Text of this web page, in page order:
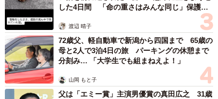
した4日間 「命の重さはみんな同じ」保護団
渡辺 晴子
72歳父、軽自動車で新潟から四国まで 65歳の
母と2人で3泊4日の旅 パーキングの休憩まで
分刻み… 「大学生でも組まねえよ！」
山岡 もと子
父は「エミー賞」主演男優賞の真田広之 31歳